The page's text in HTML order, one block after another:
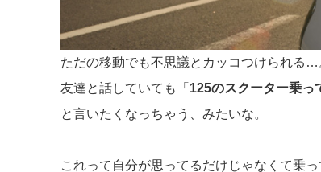
ただの移動でも不思議とカッコつけられる…
友達と話していても「 125のスクーター乗っ
と言いたくなっちゃう、みたいな。
これって自分が思ってるだけじゃなくて乗